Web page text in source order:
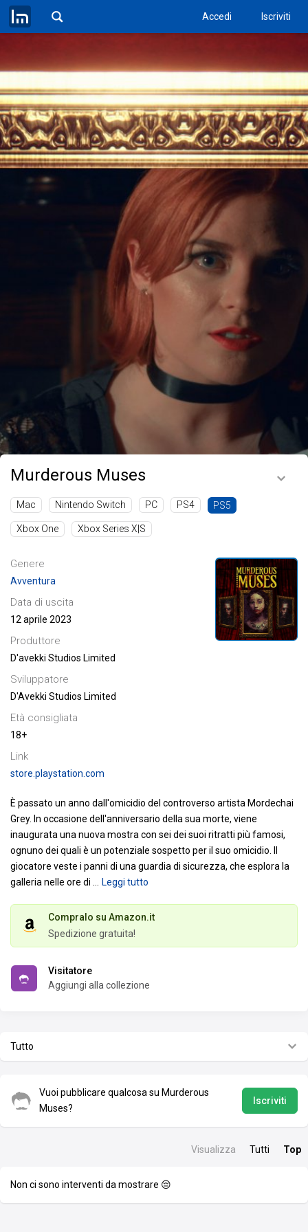
Accedi Iscriviti
Murderous Muses
Mac Nintendo Switch PC PS4 PS5
Xbox One Xbox Series X|S
Genere
Avventura
Data di uscita
12 aprile 2023
Produttore
D'avekki Studios Limited
Sviluppatore
D'Avekki Studios Limited
Età consigliata
18+
Link
store.playstation.com
È passato un anno dall'omicidio del controverso artista Mordechai
Grey. In occasione dell'anniversario della sua morte, viene
inaugurata una nuova mostra con sei dei suoi ritratti più famosi,
ognuno dei quali è un potenziale sospetto per il suo omicidio. Il
giocatore veste i panni di una guardia di sicurezza, che esplora la
galleria nelle ore di
Leggi tutto
Compralo su Amazon.it
Spedizione gratuita!
Visitatore
Aggiungi alla collezione
Tutto
Vuoi pubblicare qualcosa su Murderous
Muses?
Iscriviti
Visualizza Tutti Top
Non ci sono interventi da mostrare 😔